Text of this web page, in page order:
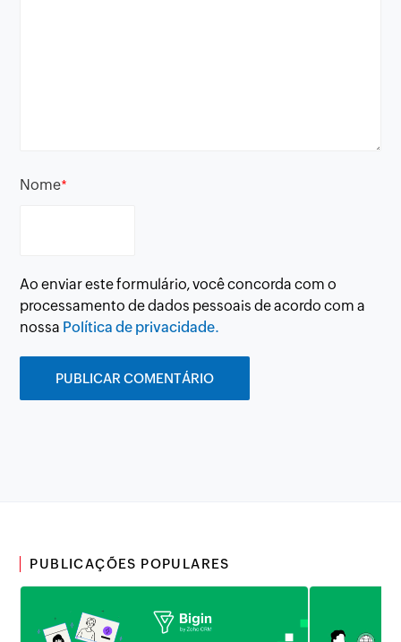
Nome*
Ao enviar este formulário, você concorda com o
processamento de dados pessoais de acordo com a
nossa Política de privacidade.
PUBLICAÇÕES POPULARES